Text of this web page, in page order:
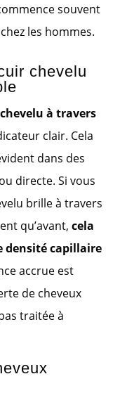
souvent
les hommes.
chevelu
à travers
clair. Cela
dans des
directe. Si vous
brille à travers
qu’avant, cela
densité capillaire
accrue est
de cheveux
traitée à